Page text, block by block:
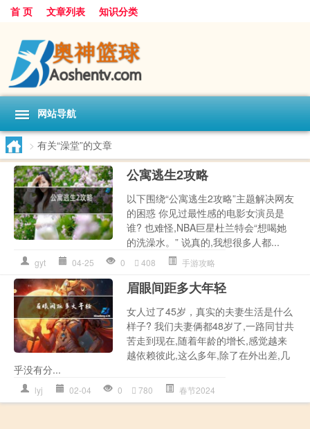
首 页 文章列表 知识分类
网站导航
> 有关“澡堂”的文章
公寓逃生2攻略
以下围绕“公寓逃生2攻略”主题解决网友
的困惑 你见过最性感的电影女演员是
谁? 也难怪,NBA巨星杜兰特会“想喝她
的洗澡水。” 说真的,我想很多人都...
gyt 04-25 0 408 手游攻略
眉眼间距多大年轻
女人过了45岁，真实的夫妻生活是什么
样子? 我们夫妻俩都48岁了,一路同甘共
苦走到现在,随着年龄的增长,感觉越来
越依赖彼此,这么多年,除了在外出差,几
乎没有分...
lyj 02-04 0 780 春节2024